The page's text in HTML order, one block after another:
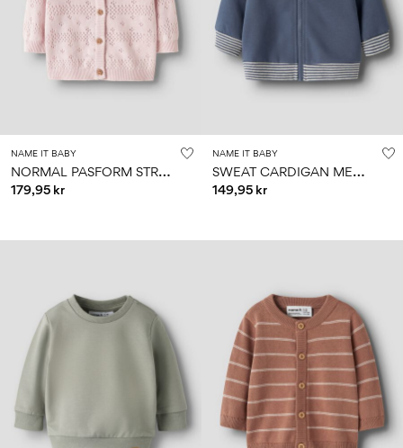
NAME IT BABY
N
ORMAL PASFORM STRIKKET CARDIGAN
179,95 kr
NAME IT BABY
S
WEAT CARDIGAN MED LYNLÅS
149,95 kr